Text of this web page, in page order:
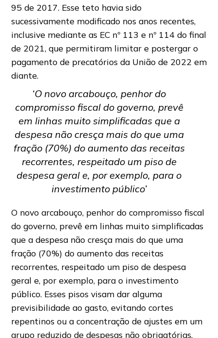
95 de 2017. Esse teto havia sido
sucessivamente modificado nos anos recentes,
inclusive mediante as EC nº 113 e nº 114 do final
de 2021, que permitiram limitar e postergar o
pagamento de precatórios da União de 2022 em
diante.
‘O novo arcabouço, penhor do
compromisso fiscal do governo, prevê
em linhas muito simplificadas que a
despesa não cresça mais do que uma
fração (70%) do aumento das receitas
recorrentes, respeitado um piso de
despesa geral e, por exemplo, para o
investimento público’
O novo arcabouço, penhor do compromisso fiscal
do governo, prevê em linhas muito simplificadas
que a despesa não cresça mais do que uma
fração (70%) do aumento das receitas
recorrentes, respeitado um piso de despesa
geral e, por exemplo, para o investimento
público. Esses pisos visam dar alguma
previsibilidade ao gasto, evitando cortes
repentinos ou a concentração de ajustes em um
grupo reduzido de despesas não obrigatórias,